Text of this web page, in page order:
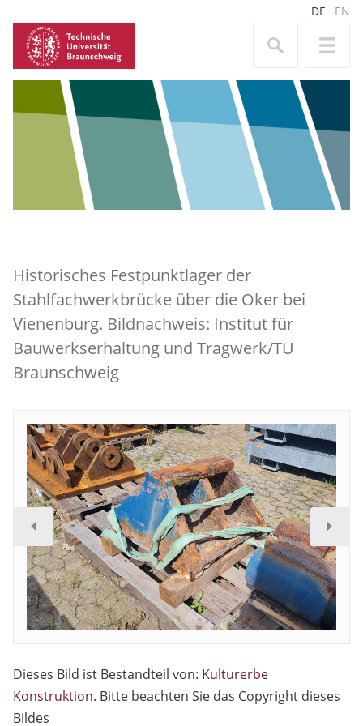
DE EN
Historisches Festpunktlager der
Stahlfachwerkbrücke über die Oker bei
Vienenburg. Bildnachweis: Institut für
Bauwerkserhaltung und Tragwerk/TU
Braunschweig
Dieses Bild ist Bestandteil von: Kulturerbe
Konstruktion. Bitte beachten Sie das Copyright dieses
Bildes